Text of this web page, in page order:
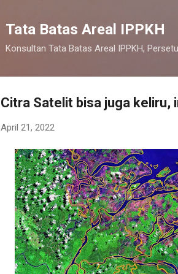
Tata Batas Areal IPPKH
Konsultan Tata Batas Areal IPPKH,
Citra Satelit bisa juga keliru,
April 21, 2022